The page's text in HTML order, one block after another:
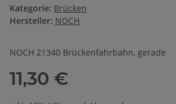
Kategorie: Brücken
Hersteller: NOCH
NOCH 21340 Brückenfahrbahn, gerade
11,30 €